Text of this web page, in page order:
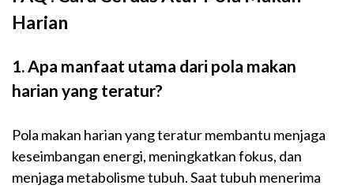
Harian
1. Apa manfaat utama dari pola makan
harian yang teratur?
Pola makan harian yang teratur membantu menjaga
keseimbangan energi, meningkatkan fokus, dan
menjaga metabolisme tubuh. Saat tubuh menerima